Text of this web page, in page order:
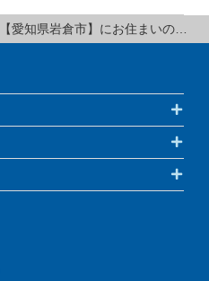
【愛知県岩倉市】にお住まいの方の緊急連絡先代行サービスです！